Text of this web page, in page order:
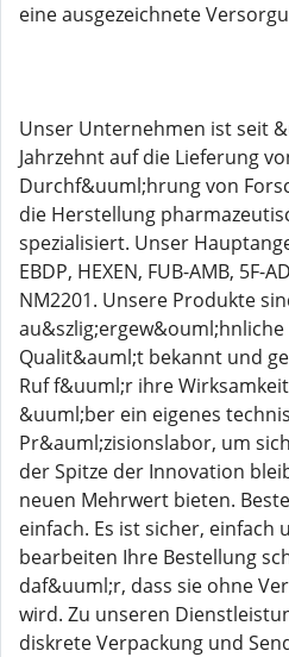
eine ausgezeichnete
Unser Unternehmen ist seit
Jahrzehnt auf die Lieferung
Durchf&uuml;hrung von
die Herstellung
spezialisiert. Unser
EBDP, HEXEN, FUB-AMB, 5F-
NM2201. Unsere Produkte
Qualit&auml;t bekannt und
Ruf f&uuml;r ihre
&uuml;ber ein eigenes
Pr&auml;zisionslabor, um
der Spitze der Innovation
neuen Mehrwert bieten.
einfach. Es ist sicher,
bearbeiten Ihre Bestellung
daf&uuml;r, dass sie ohne
wird. Zu unseren
diskrete Verpackung und